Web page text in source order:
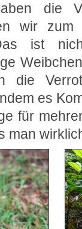
die
wir
ist
es
für
man